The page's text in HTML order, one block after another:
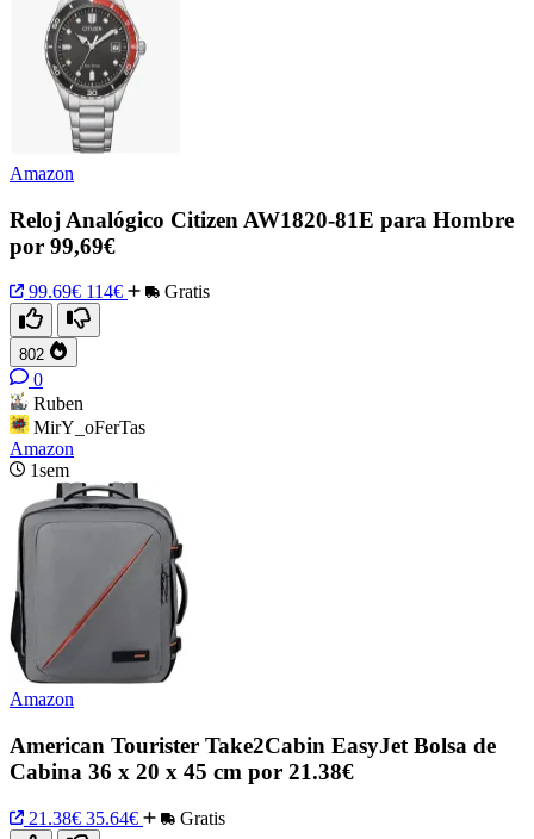
Amazon
Reloj Analógico Citizen AW1820-81E para Hombre
por 99,69€
99.69€ 114€ Gratis
802
0
Ruben
MirY_oFerTas
Amazon
1sem
Amazon
American Tourister Take2Cabin EasyJet Bolsa de
Cabina 36 x 20 x 45 cm por 21.38€
21.38€ 35.64€ Gratis